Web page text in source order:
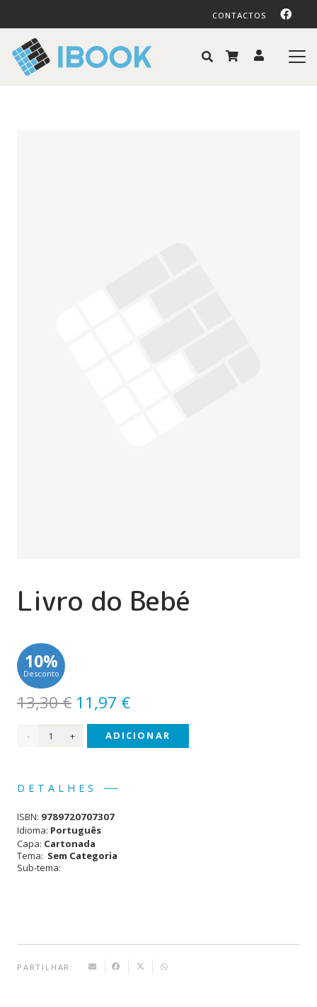
CONTACTOS
Livro do Bebé
10%
Desconto
13,30€ O
preço
original
13,30 €.
11,97 €O
preço
atual
Quantidade
Bebé
ADICIONAR
DETALHES
ISBN: 9789720707307
Idioma: Português
Capa: Cartonada
Tema: Sem Categoria
Sub-tema:
PARTILHAR: